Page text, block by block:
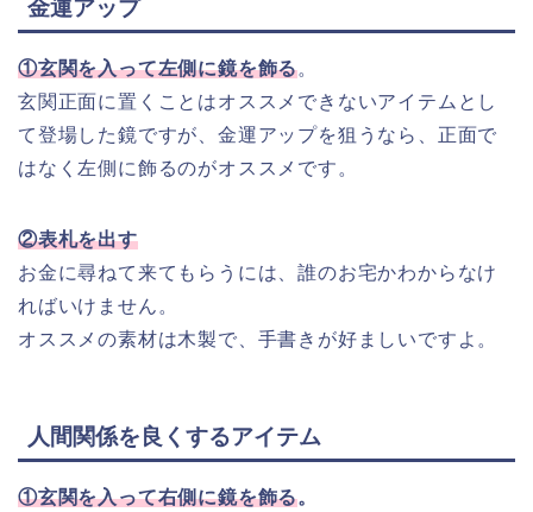
金運アップ
①玄関を入って左側に鏡を飾る。
玄関正面に置くことはオススメできないアイテムとし
て登場した鏡ですが、金運アップを狙うなら、正面で
はなく左側に飾るのがオススメです。
②表札を出す
お金に尋ねて来てもらうには、誰のお宅かわからなけ
ればいけません。
オススメの素材は木製で、手書きが好ましいですよ。
人間関係を良くするアイテム
①玄関を入って右側に鏡を飾る。